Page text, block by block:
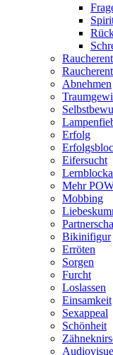
Abnehmen
Erfolg
Eifersucht
Mehr
Mobbing
Bikinifigur
Erröten
Sorgen
Furcht
Loslassen
Einsamkeit
Sexappeal
Schönheit